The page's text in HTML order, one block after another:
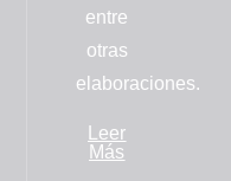
entre
otras
elaboraciones.
Leer
Más